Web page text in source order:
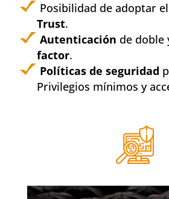
Posibilidad de adoptar
Trust.
Autenticación de doble
factor.
Políticas de seguridad
Privilegios mínimos y